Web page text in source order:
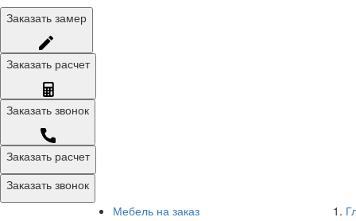
Заказать замер
Заказать расчет
Заказать звонок
Заказать расчет
Заказать звонок
Мебель на заказ